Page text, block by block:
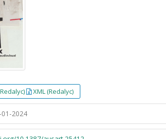
XML (Redalyc)
01-2024